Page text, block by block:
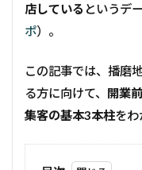
店している というデ
ポ）。
この記事では、播磨
る方に向けて、 開業
集客の基本3本柱をわ